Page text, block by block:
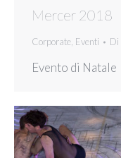
Mercer 2018
Corporate, Eventi Di
Evento di Natale